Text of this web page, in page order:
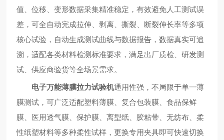
值、位移、变形数据采集精准稳定，有效避免人工测试误
差，可全自动完成拉伸、剥离、撕裂、断裂伸长率等多项
核心试验，自动生成测试曲线与数据报告，数据真实可追
溯，适配各类材料检测标准要求，满足出厂质检、研发测
试、供应商验货等全场景需求。
电子万能薄膜拉力试验机通用性强，不局限于单一薄
膜测试，可广泛适配塑料薄膜、复合包装膜、食品保鲜
膜、医用透气膜、保护膜、离型纸、胶粘带、无纺布、柔
性纸塑材料等多种柔性试样，更换专用夹具即可快速切换